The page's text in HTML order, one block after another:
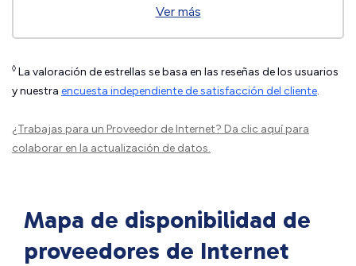
Ver más
◊ La valoración de estrellas se basa en las reseñas de los usuarios
y nuestra encuesta independiente de satisfacción del cliente.
¿Trabajas para un Proveedor de Internet? Da clic aquípara
colaborar en la actualización de datos.
Mapa de disponibilidad de
proveedores de Internet